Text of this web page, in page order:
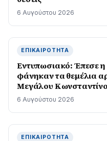
6 Αυγούστου 2026
ΕΠΙΚΑΙΡΌΤΗΤΑ
Εντυπωσιακό: Έπεσε
φάνηκαν τα θεμέλια
Μεγάλου
6 Αυγούστου 2026
ΕΠΙΚΑΙΡΌΤΗΤΑ